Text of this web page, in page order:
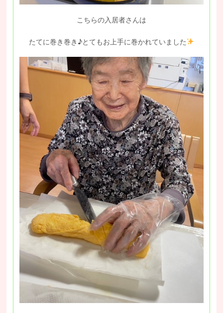
こちらの入居者さんは
たてに巻き巻き♪とてもお上手に巻かれていました